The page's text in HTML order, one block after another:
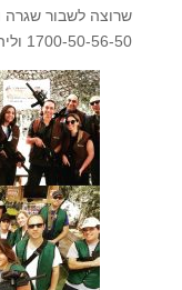
שרוצה לשבור שגרה
1700-50-56-50 וליהנות מפארק האתגרים שלנו.